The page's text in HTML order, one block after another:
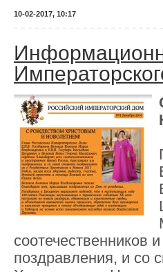
10-02-2017, 10:17
соотечественников
поздравления, и со